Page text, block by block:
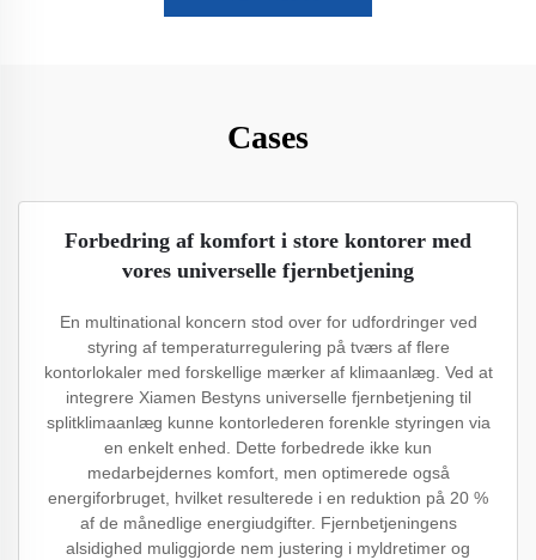
Cases
Forbedring af komfort i store kontorer med
vores universelle fjernbetjening
En multinational koncern stod over for udfordringer ved
styring af temperaturregulering på tværs af flere
kontorlokaler med forskellige mærker af klimaanlæg. Ved at
integrere Xiamen Bestyns universelle fjernbetjening til
splitklimaanlæg kunne kontorlederen forenkle styringen via
en enkelt enhed. Dette forbedrede ikke kun
medarbejdernes komfort, men optimerede også
energiforbruget, hvilket resulterede i en reduktion på 20 %
af de månedlige energiudgifter. Fjernbetjeningens
alsidighed muliggjorde nem justering i myldretimer og